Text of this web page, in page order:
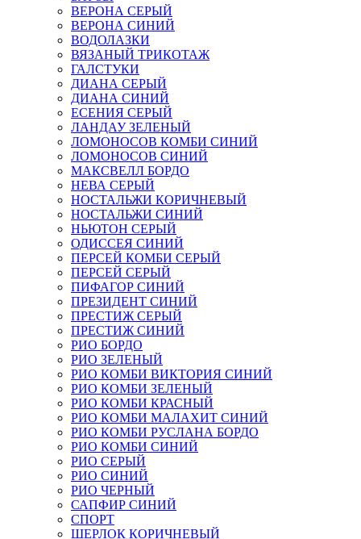
ВЕРОНА СЕРЫЙ
ВЕРОНА СИНИЙ
ВОДОЛАЗКИ
ВЯЗАНЫЙ ТРИКОТАЖ
ГАЛСТУКИ
ДИАНА СЕРЫЙ
ДИАНА СИНИЙ
ЕСЕНИЯ СЕРЫЙ
ЛАНДАУ ЗЕЛЕНЫЙ
ЛОМОНОСОВ КОМБИ СИНИЙ
ЛОМОНОСОВ СИНИЙ
МАКСВЕЛЛ БОРДО
НЕВА СЕРЫЙ
НОСТАЛЬЖИ КОРИЧНЕВЫЙ
НОСТАЛЬЖИ СИНИЙ
НЬЮТОН СЕРЫЙ
ОДИССЕЯ СИНИЙ
ПЕРСЕЙ КОМБИ СЕРЫЙ
ПЕРСЕЙ СЕРЫЙ
ПИФАГОР СИНИЙ
ПРЕЗИДЕНТ СИНИЙ
ПРЕСТИЖ СЕРЫЙ
ПРЕСТИЖ СИНИЙ
РИО БОРДО
РИО ЗЕЛЕНЫЙ
РИО КОМБИ ВИКТОРИЯ СИНИЙ
РИО КОМБИ ЗЕЛЕНЫЙ
РИО КОМБИ КРАСНЫЙ
РИО КОМБИ МАЛАХИТ СИНИЙ
РИО КОМБИ РУСЛАНА БОРДО
РИО КОМБИ СИНИЙ
РИО СЕРЫЙ
РИО СИНИЙ
РИО ЧЕРНЫЙ
САПФИР СИНИЙ
СПОРТ
ШЕРЛОК КОРИЧНЕВЫЙ